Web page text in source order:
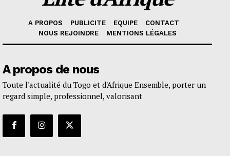
A PROPOS PUBLICITE EQUIPE
CONTACT
NOUS REJOINDRE
MENTIONS LÉGALES
A propos de nous
Toute l'actualité du Togo et d'Afrique Ensemble, porter un
regard simple, professionnel, valorisant